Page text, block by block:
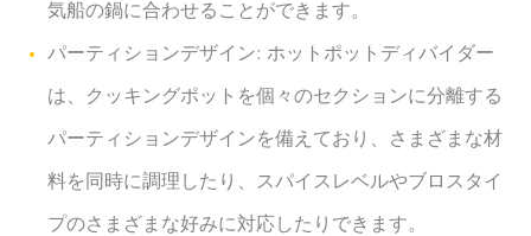
気船の鍋に合わせることができます。
パーティションデザイン: ホットポットディバイダー
は、クッキングポットを個々のセクションに分離する
パーティションデザインを備えており、さまざまな材
料を同時に調理したり、スパイスレベルやブロスタイ
プのさまざまな好みに対応したりできます。